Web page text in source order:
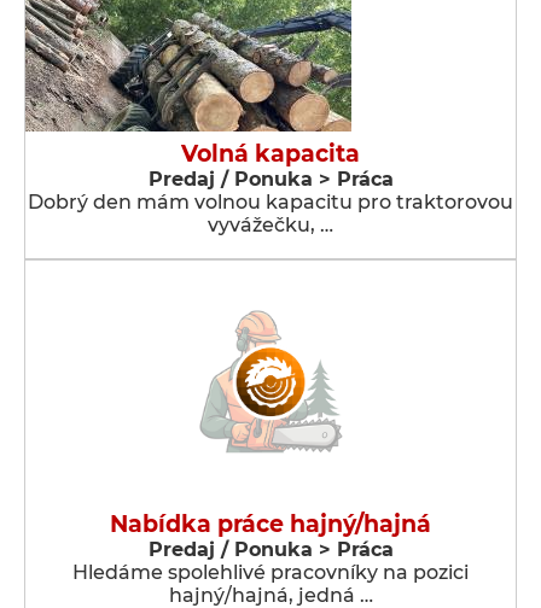
Volná kapacita
Predaj / Ponuka > Práca
Dobrý den mám volnou kapacitu pro traktorovou
vyvážečku, …
Nabídka práce hajný/hajná
Predaj / Ponuka > Práca
Hledáme spolehlivé pracovníky na pozici
hajný/hajná, jedná …